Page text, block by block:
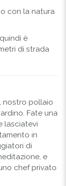
con la natura
è
di strada
nostro pollaio
Fate una
lasciatevi
in
di
e
chef privato